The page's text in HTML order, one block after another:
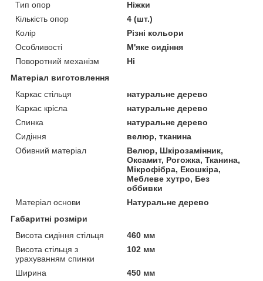
Тип опор
Ніжки
Кількість опор
4 (шт.)
Колір
Різні кольори
Особливості
М'яке сидіння
Поворотний механізм
Ні
Матеріал виготовлення
Каркас стільця
натуральне дерево
Каркас крісла
натуральне дерево
Спинка
натуральне дерево
Сидіння
велюр, тканина
Обивний матеріал
Велюр, Шкірозамінник,
Оксамит, Рогожка, Тканина,
Мікрофібра, Екошкіра,
Меблеве хутро, Без
оббивки
Матеріал основи
Натуральне дерево
Габаритні розміри
Висота сидіння стільця
460 мм
Висота стільця з
урахуванням спинки
102 мм
Ширина
450 мм